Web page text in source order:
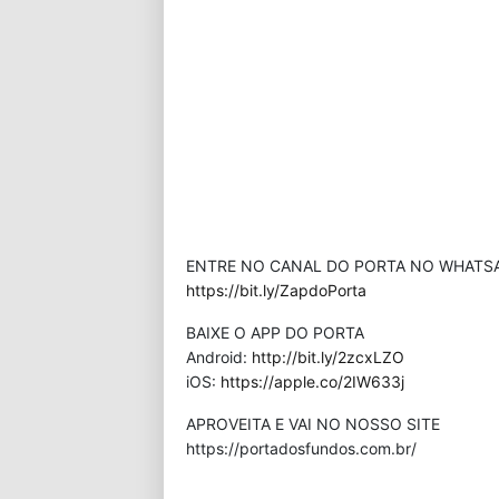
ENTRE NO CANAL DO PORTA NO
https://bit.ly/ZapdoPorta
BAIXE O APP DO PORTA
Android: http://bit.ly/2zcxLZO
iOS: https://apple.co/2IW633j
APROVEITA E VAI NO NOSSO SITE
⁠https://portadosfundos.com.br/